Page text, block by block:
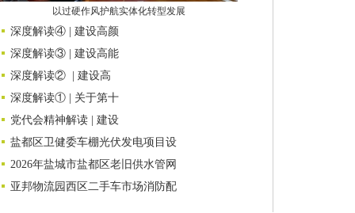
以过硬作风护航实体化转型发展
深度解读④ | 建设高颜
深度解读③ | 建设高能
深度解读② | 建设高
深度解读① | 关于第十
党代会精神解读 | 建设
盐都区卫健委车棚光伏发电项目设
2026年盐城市盐都区老旧供水管网
亚邦物流园西区二手车市场消防配